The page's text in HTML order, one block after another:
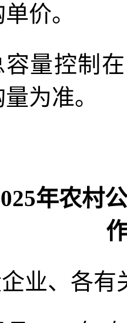
价。
量控制
为准。
年农村
业、各有